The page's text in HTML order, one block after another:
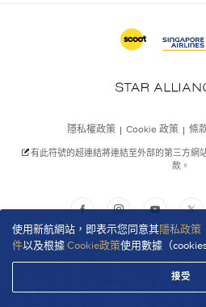
使用新航網站，即表示您同意其隱私政策
件以及根據Cookie政策使用數據（
接受